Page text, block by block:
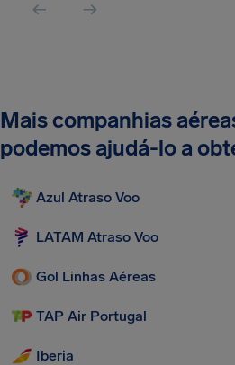
Mais companhias
podemos ajudá-lo a
Azul Atraso Voo
LATAM Atraso Voo
Gol Linhas Aéreas
TAP Air Portugal
Iberia